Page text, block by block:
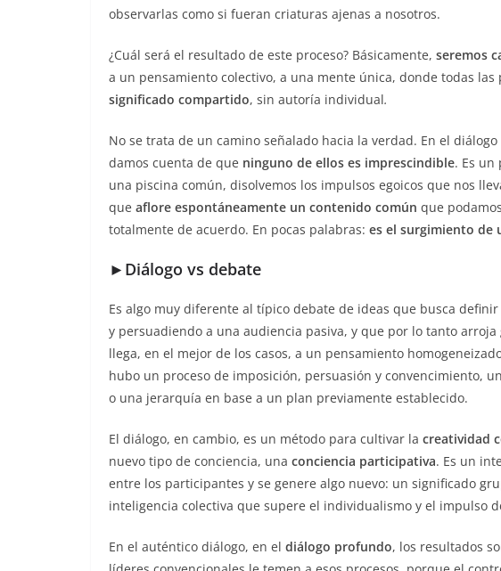
observarlas como si fueran criaturas ajenas a nosotros.
¿Cuál será el resultado de este proceso? Básicamente, seremos
a un pensamiento colectivo, a una mente única, donde todas
significado compartido, sin autoría individual.
No se trata de un camino señalado hacia la verdad. En el
damos cuenta de que ninguno de ellos es imprescindible. Es un
una piscina común, disolvemos los impulsos egoicos que nos
que aflore espontáneamente un contenido común que
totalmente de acuerdo. En pocas palabras: es el surgimiento de
► Diálogo vs debate
Es algo muy diferente al típico debate de ideas que busca
y persuadiendo a una audiencia pasiva, y que por lo tanto
llega, en el mejor de los casos, a un pensamiento
hubo un proceso de imposición, persuasión y convencimiento,
o una jerarquía en base a un plan previamente establecido.
El diálogo, en cambio, es un método para cultivar la creatividad
nuevo tipo de conciencia, una conciencia participativa. Es un
entre los participantes y se genere algo nuevo: un significado
inteligencia colectiva que supere el individualismo y el impulso
En el auténtico diálogo, en el diálogo profundo, los resultados